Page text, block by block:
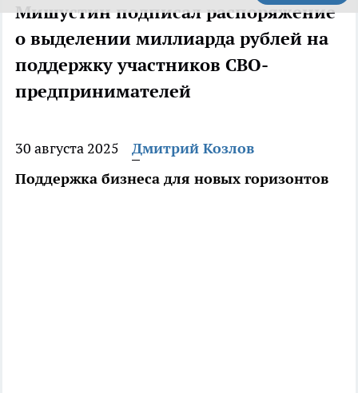
Мишустин подписал распоряжение
о выделении миллиарда рублей на
поддержку участников СВО-
предпринимателей
30 августа 2025
Дмитрий Козлов
Поддержка бизнеса для новых горизонтов